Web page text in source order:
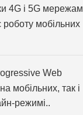
4G і 5G мережам
мобільних
Web
мобільних, так і
режимі..